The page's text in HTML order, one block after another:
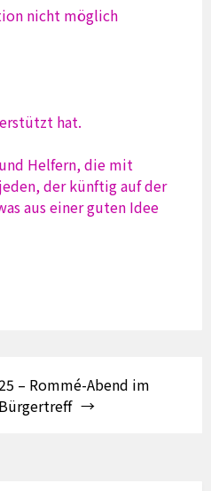
nicht möglich
hat.
Helfern, die mit
der künftig auf der
aus einer guten Idee
– Rommé-Abend im
Bürgertreff